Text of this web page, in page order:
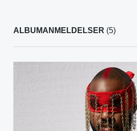
ALBUMANMELDELSER (5)